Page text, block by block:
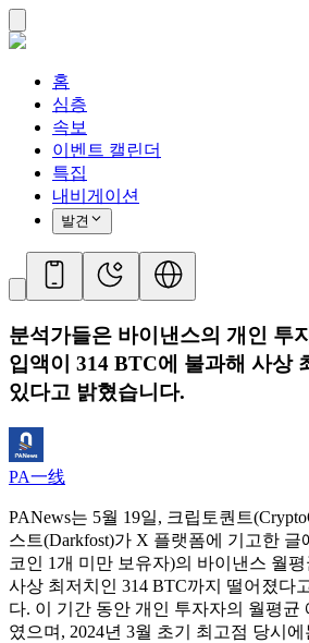
홈
심층
속보
이벤트 캘린더
특집
내비게이션
발견
분석가들은 바이낸스의 개인 투
입액이 314 BTC에 불과해 사상
있다고 밝혔습니다.
PA一线
PANews는 5월 19일, 크립토퀀트
스트(Darkfost)가 X 플랫폼에 기고한 글
코인 1개 미만 보유자)의 바이낸스 월평
사상 최저치인 314 BTC까지 떨어졌다
다. 이 기간 동안 개인 투자자의 월평균
였으며, 2024년 3월 초기 최고점 당시에